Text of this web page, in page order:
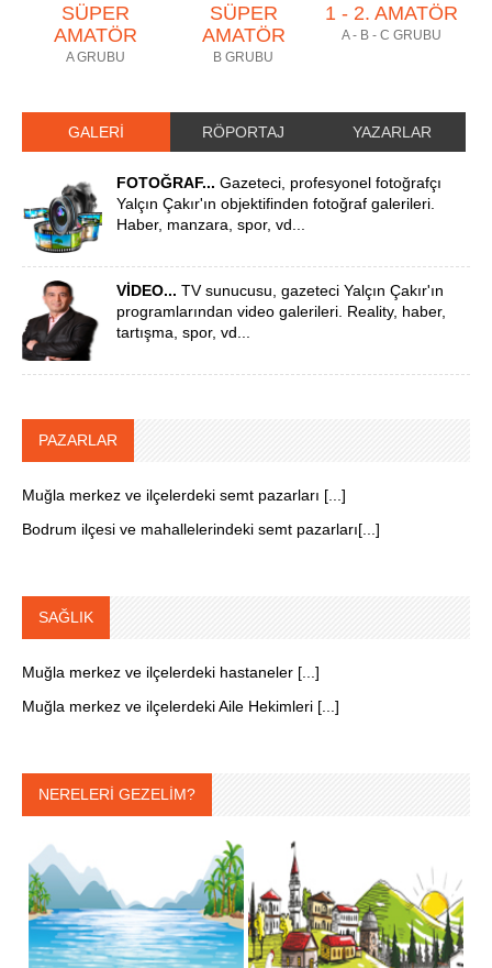
SÜPER
AMATÖR
A GRUBU
SÜPER
AMATÖR
B GRUBU
1 - 2. AMATÖR
A - B - C GRUBU
GALERİ RÖPORTAJ YAZARLAR
FOTOĞRAF... Gazeteci, profesyonel fotoğrafçı
Yalçın Çakır'ın objektifinden fotoğraf galerileri.
Haber, manzara, spor, vd...
VİDEO... TV sunucusu, gazeteci Yalçın Çakır'ın
programlarından video galerileri. Reality, haber,
tartışma, spor, vd...
PAZARLAR
Muğla merkez ve ilçelerdeki semt pazarları [...]
Bodrum ilçesi ve mahallelerindeki semt pazarları[...]
SAĞLIK
Muğla merkez ve ilçelerdeki hastaneler [...]
Muğla merkez ve ilçelerdeki Aile Hekimleri [...]
NERELERİ GEZELİM?